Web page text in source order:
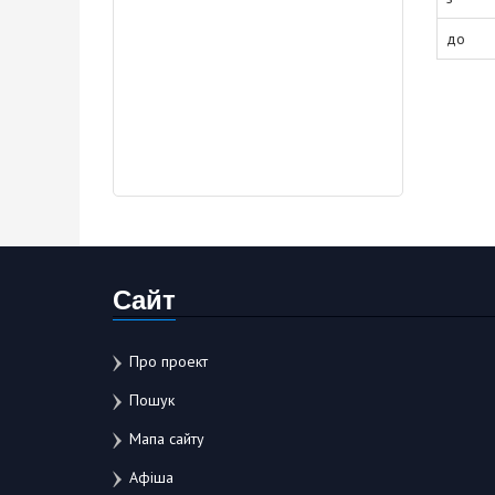
до
Сайт
Про проект
Пошук
Мапа сайту
Афіша